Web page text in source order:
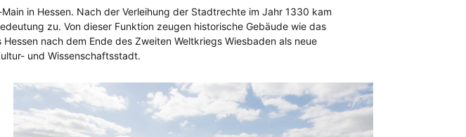
in Hessen. Nach der Verleihung der Stadtrechte im Jahr 1330 kam
zu. Von dieser Funktion zeugen historische Gebäude wie das
nach dem Ende des Zweiten Weltkriegs Wiesbaden als neue
und Wissenschaftsstadt.